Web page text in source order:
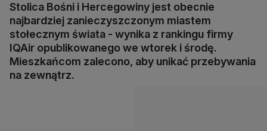
Stolica Bośni i Hercegowiny jest obecnie
najbardziej zanieczyszczonym miastem
stołecznym świata - wynika z rankingu firmy
IQAir opublikowanego we wtorek i środę.
Mieszkańcom zalecono, aby unikać przebywania
na zewnątrz.